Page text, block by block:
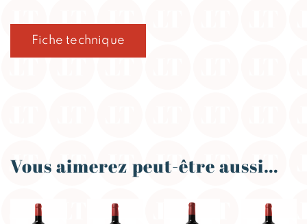
Fiche technique
Vous aimerez peut-être aussi…